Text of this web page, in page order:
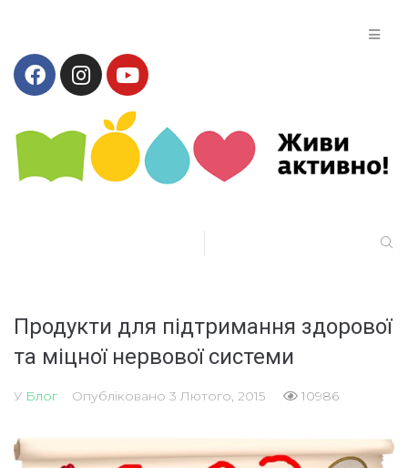
Продукти для підтримання здорової
та міцної нервової системи
У Блог Опубліковано 3 Лютого, 2015 10986